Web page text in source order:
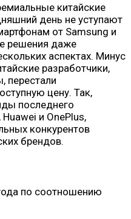
китайские
день не уступают
от Samsung и
решения даже
аспектах. Минус
разработчики,
перестали
цену. Так,
последнего
и OnePlus,
конкурентов
брендов.